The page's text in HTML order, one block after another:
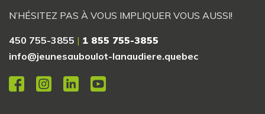
N’HÉSITEZ PAS À VOUS IMPLIQUER VOUS AUSSI!
450 755-3855 | 1 855 755-3855
info@jeunesauboulot-lanaudiere.quebec